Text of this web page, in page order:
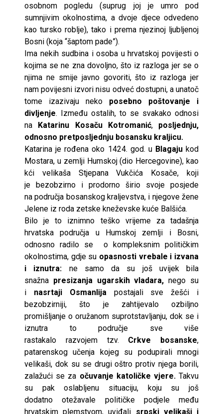
osobnom pogledu (suprug joj je umro pod
sumnjivim okolnostima, a dvoje djece odvedeno
kao tursko roblje), tako i prema njezinoj ljubljenoj
Bosni (koja “šaptom pade”).
Ima nekih sudbina i osoba u hrvatskoj povijesti o
kojima se ne zna dovoljno, što iz razloga jer se o
njima ne smije javno govoriti, što iz razloga jer
nam povijesni izvori nisu odveć dostupni, a unatoč
tome izazivaju neko posebno poštovanje i
divljenje. Između ostalih, to se svakako odnosi
na Katarinu Kosaču Kotromanić,posljednju,
odnosno pretposljednju bosansku kraljicu.
Katarina je rođena oko 1424. god. u Blagajukod
Mostara, u zemlji Humskoj (dio Hercegovine), kao
kći velikaša Stjepana Vukčića Kosače, koji
je bezobzirno i prodorno širio svoje posjede
na područja bosanskog kraljevstva, i njegove žene
Jelene iz roda zetske kneževske kuće Balšića.
Bilo je to iznimno teško vrijeme za tadašnja
hrvatska područja u Humskoj zemlji i Bosni,
odnosno radilo se o kompleksnim političkim
okolnostima, gdje su opasnosti vrebale i izvana
i iznutra: ne samo da su još uvijek bila
snažna presizanja ugarskih vladara, nego su
i nasrtaji Osmanlijapostajali sve žešći i
bezobzirniji, što je zahtijevalo ozbiljno
promišljanje o oružanom suprotstavljanju, dok se i
iznutra to područje sve više
rastakalo razvojem tzv. Crkve bosanske,
patarenskog učenja kojeg su podupirali mnogi
velikaši, dok su se drugi oštro protiv njega borili,
zalažući se za očuvanje katoličke vjere.Takvu
su pak oslabljenu situaciju, koju su još
dodatno otežavale političke podjele među
hrvatskim plemstvom, uviđali srpski velikaši i